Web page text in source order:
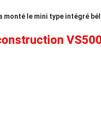
monté le mini type intégré